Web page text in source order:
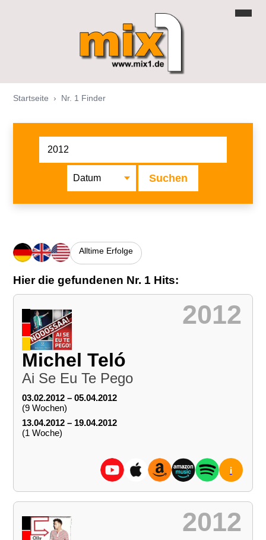
Startseite › Nr. 1 Finder
Suchen
Alltime Erfolge
Hier die gefundenen Nr. 1 Hits:
2012
Michel Teló
Ai Se Eu Te Pego
03.02.2012 – 05.04.2012
(9 Wochen)
13.04.2012 – 19.04.2012
(1 Woche)
i
2012